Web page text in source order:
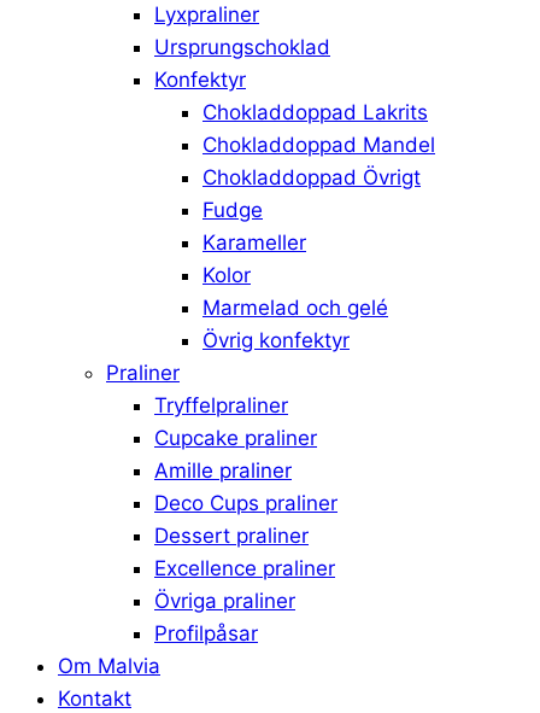
Lyxpraliner
Ursprungschoklad
Konfektyr
Chokladdoppad Lakrits
Chokladdoppad Mandel
Chokladdoppad Övrigt
Fudge
Karameller
Kolor
Marmelad och gelé
Övrig konfektyr
Praliner
Tryffelpraliner
Cupcake praliner
Amille praliner
Deco Cups praliner
Dessert praliner
Excellence praliner
Övriga praliner
Profilpåsar
Om Malvia
Kontakt